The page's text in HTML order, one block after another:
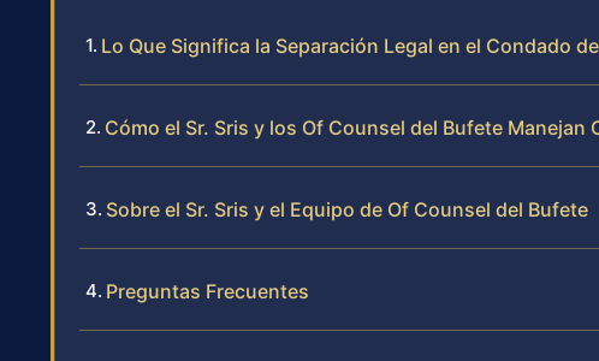
Lo Que Significa la Separación Legal en el Condado
Cómo el Sr. Sris y los Of Counsel del Bufete Manejan
Sobre el Sr. Sris y el Equipo de Of Counsel del Bufete
Preguntas Frecuentes